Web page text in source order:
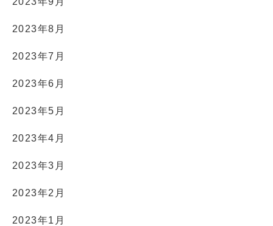
2023年8月
2023年7月
2023年6月
2023年5月
2023年4月
2023年3月
2023年2月
2023年1月